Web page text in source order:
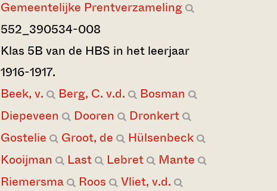
Gemeentelijke Prentverzameling
552_390534-008
Klas 5B van de HBS in het leerjaar
1916-1917.
Beek, v. Berg, C. v.d.
Bosman
Diepeveen
Dooren
Dronkert
Gostelie
Groot, de
Hülsenbeck
Kooijman
Last Lebret
Mante
Riemersma
Roos
Vliet, v.d.